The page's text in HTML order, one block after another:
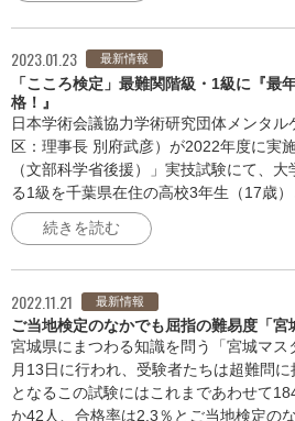
2023.01.23 最新情報
「こころ検定」最難関階級・1級に『最
格！』
⽇本学術会議協⼒学術研究団体メンタ
区：理事⻑ 別府武彦）が2022年度に実
（⽂部科学省後援）」実技試験にて、
る1級を千葉県在住の⾼校3年⽣（17歳）
続きを読む
2022.11.21 最新情報
ご当地検定のなかでも屈指の難易度「
宮城県にまつわる知識を問う「宮城マ
月13日に行われ、受験者たちは超難問
となるこの試験にはこれまであわせて
か42人、合格率は2.3％とご当地検定の